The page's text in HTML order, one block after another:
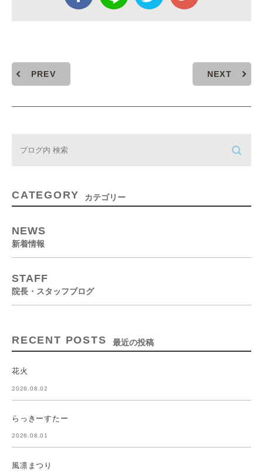
PREV NEXT
CATEGORY カテゴリー
NEWS
新着情報
STAFF
院長・スタッフブログ
RECENT POSTS 最近の投稿
花火
2026.08.02
らっきーすたー
2026.08.01
風凛まつり